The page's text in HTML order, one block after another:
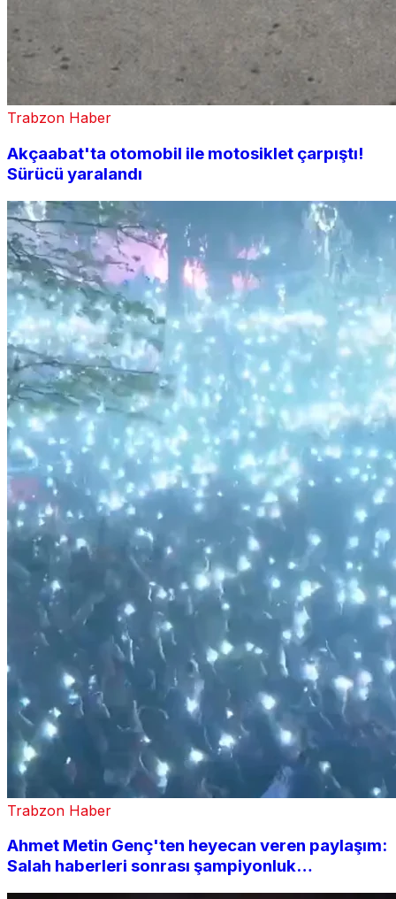
Trabzon Haber
Akçaabat'ta otomobil ile motosiklet çarpıştı!
Sürücü yaralandı
Trabzon Haber
Ahmet Metin Genç'ten heyecan veren paylaşım:
Salah haberleri sonrası şampiyonluk